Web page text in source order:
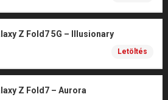
Z Fold7 5G – Illusionary
Letöltés
Z Fold7 – Aurora